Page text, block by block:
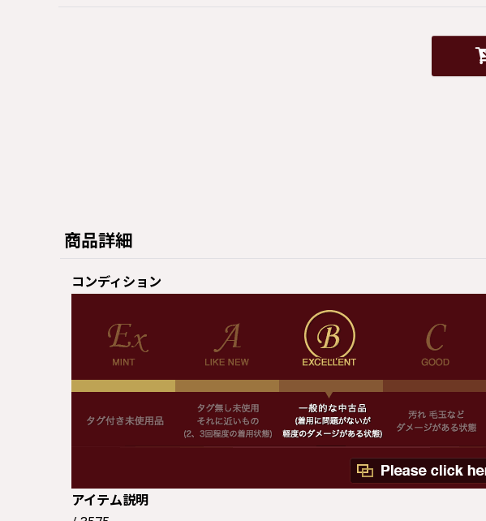
商品詳細
コンディション
アイテム説明